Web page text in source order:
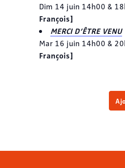
Dim 14 juin 14h00 &
François]
MERCI D’ÊTRE VENU
Mar 16 juin 14h00 &
François]